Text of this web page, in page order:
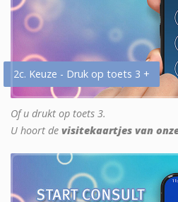
2c. Keuze - Druk op toets 3 +
Of u drukt op toets 3.
U hoort de visitekaartjes van